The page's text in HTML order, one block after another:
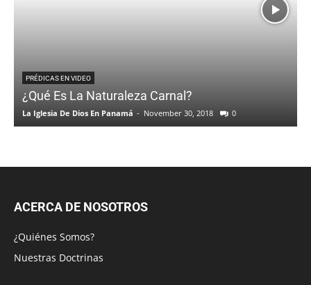
PRÉDICAS EN VIDEO
¿Qué Es La Naturaleza Carnal?
La Iglesia De Dios En Panamá - November 30, 2018 0
ACERCA DE NOSOTROS
¿Quiénes Somos?
Nuestras Doctrinas